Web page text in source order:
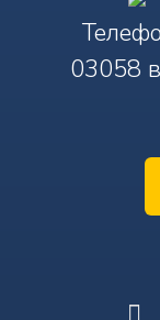
03058